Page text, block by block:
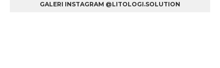
GALERI INSTAGRAM @LITOLOGI.SOLUTION